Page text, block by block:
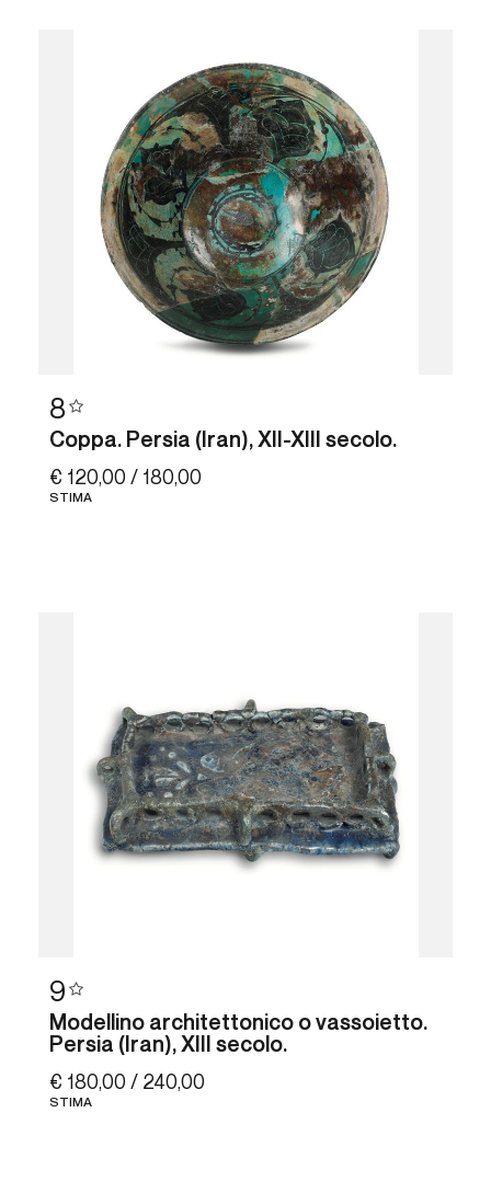
8
Coppa. Persia (Iran), XII-XIII secolo.
€ 120,00 / 180,00
STIMA
9
Modellino architettonico o vassoietto.
Persia (Iran), XIII secolo.
€ 180,00 / 240,00
STIMA